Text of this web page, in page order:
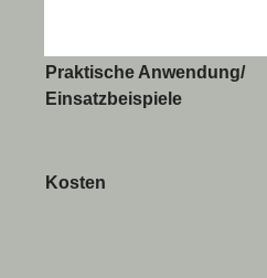
Praktische Anwendung/
Einsatzbeispiele
Kosten